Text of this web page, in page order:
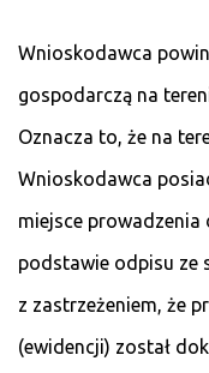
Wnioskodawca
gospodarczą na
Oznacza to, że na
Wnioskodawca
miejsce prowadzenia
podstawie odpisu ze
z zastrzeżeniem, że
(ewidencji) został